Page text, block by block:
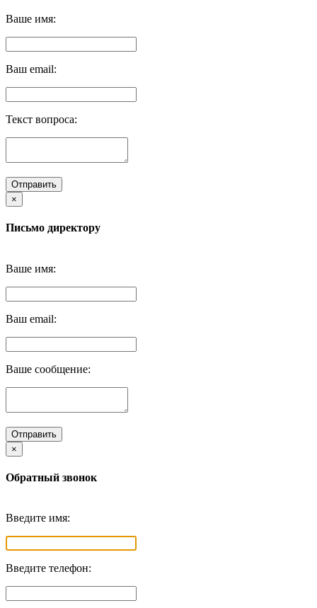
Ваше имя:
Ваш email:
Текст вопроса:
Отправить
×
Письмо директору
Ваше имя:
Ваш email:
Ваше сообщение:
Отправить
×
Обратный звонок
Введите имя:
Введите телефон: